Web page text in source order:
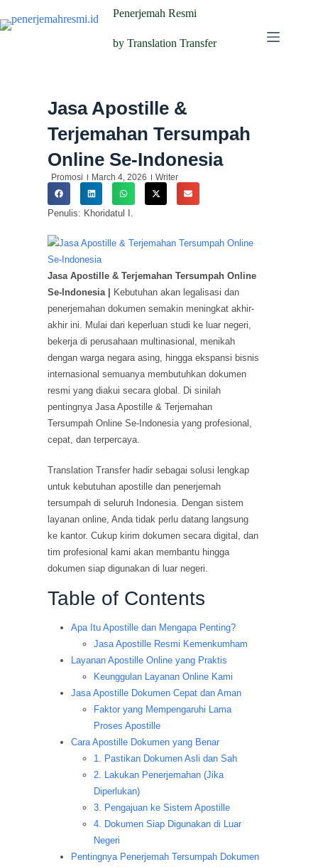
Penerjemah Resmi
by Translation Transfer
Jasa Apostille &
Terjemahan Tersumpah
Online Se-Indonesia
Promosi March 4, 2026 Writer
Penulis: Khoridatul I.
Jasa Apostille & Terjemahan Tersumpah Online
Se-Indonesia |
Kebutuhan akan legalisasi dan
penerjemahan dokumen semakin meningkat akhir-
akhir ini. Mulai dari keperluan studi ke luar negeri,
bekerja di perusahaan multinasional, menikah
dengan warga negara asing, hingga ekspansi bisnis
internasional semuanya membutuhkan dokumen
resmi yang diakui secara global. Di sinilah
pentingnya Jasa Apostille & Terjemahan
Tersumpah Online Se-Indonesia yang profesional,
cepat, dan terpercaya.
Translation Transfer hadir sebagai solusi lengkap
untuk kebutuhan apostille dan penerjemah
tersumpah di seluruh Indonesia. Dengan sistem
layanan online, Anda tidak perlu datang langsung
ke kantor. Cukup kirim dokumen secara digital, dan
tim profesional kami akan membantu hingga
dokumen siap digunakan di luar negeri.
Table of Contents
Apa Itu Apostille dan Mengapa Penting?
Jasa Apostille Resmi Kemenkumham
Layanan Apostille Online yang Praktis
Keunggulan Layanan Online Kami
Jasa Apostille Dokumen Cepat dan Aman
Faktor yang Mempengaruhi Lama
Proses Apostille
Cara Apostille Dokumen yang Benar
1. Pastikan Dokumen Asli dan Sah
2. Lakukan Penerjemahan (Jika
Diperlukan)
3. Pengajuan ke Sistem Apostille
4. Dokumen Siap Digunakan di Luar
Negeri
Pentingnya Penerjemah Tersumpah Dokumen